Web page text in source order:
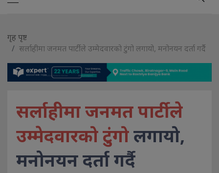
गृह पृष्ट
सर्लाहीमा जनमत पार्टीले उम्मेदवारको टुंगो लगायो, मनोनयन दर्ता गर्दै
सर्लाहीमा जनमत पार्टीले
उम्मेदवारको टुंगोलगायो,
मनोनयन दर्ता गर्दै